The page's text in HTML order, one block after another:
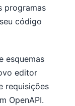
programas
código
esquemas
editor
requisições
OpenAPI.